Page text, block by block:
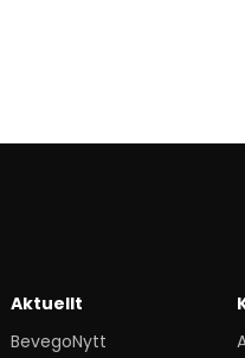
Aktuellt
BevegoNytt